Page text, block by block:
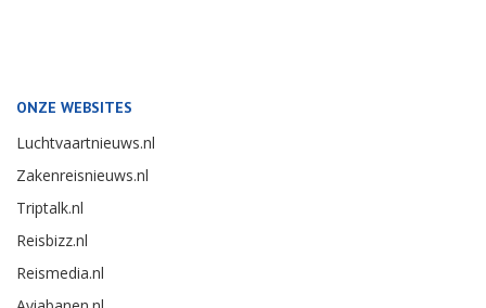
ONZE WEBSITES
Luchtvaartnieuws.nl
Zakenreisnieuws.nl
Triptalk.nl
Reisbizz.nl
Reismedia.nl